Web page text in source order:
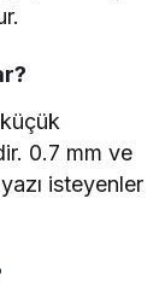
0.7 mm ve
isteyenler